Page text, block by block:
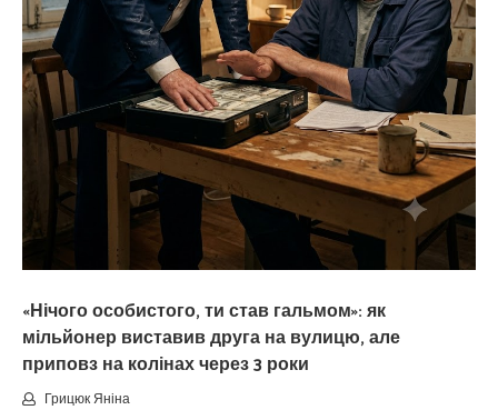
«Нічого особистого, ти став гальмом»: як
мільйонер виставив друга на вулицю, але
приповз на колінах через 3 роки
Грицюк Яніна